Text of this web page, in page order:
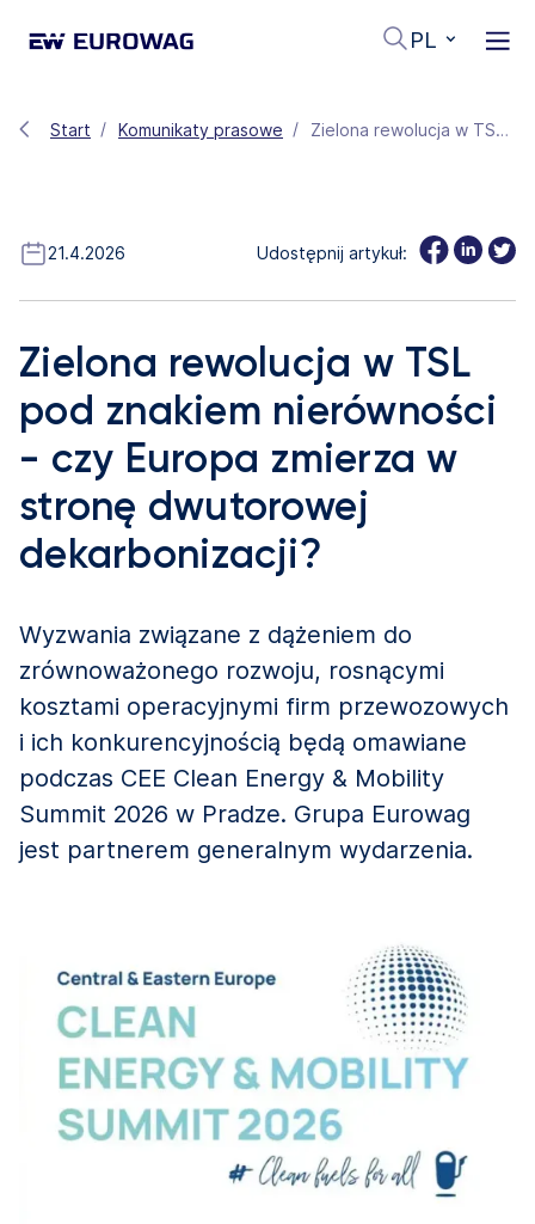
PL
Start Komunikaty prasowe Zielona rewolucja w TSL pod znakiem nierówności - czy Europa zmierza w stronę dwutorowej dekarbonizacji?
21.4.2026 Udostępnij artykuł:
Zielona rewolucja w TSL
pod znakiem nierówności
- czy Europa zmierza w
stronę dwutorowej
dekarbonizacji?
Wyzwania związane z dążeniem do
zrównoważonego rozwoju, rosnącymi
kosztami operacyjnymi firm przewozowych
i ich konkurencyjnością będą omawiane
podczas CEE Clean Energy & Mobility
Summit 2026 w Pradze. Grupa Eurowag
jest partnerem generalnym wydarzenia.